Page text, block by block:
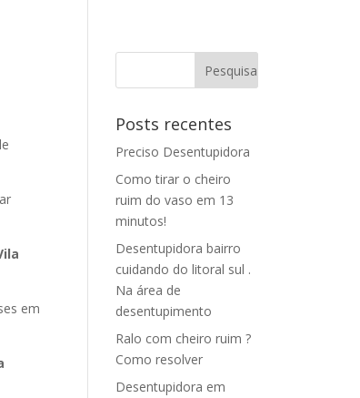
em
Posts recentes
Preciso Desentupidora
Como tirar o cheiro
ruim do vaso em 13
minutos!
Desentupidora bairro
cuidando do litoral sul .
Na área de
desentupimento
Ralo com cheiro ruim ?
Como resolver
Desentupidora em